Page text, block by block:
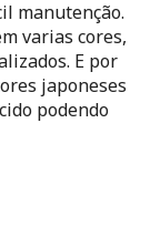
manutenção.
varias cores,
E por
japoneses
podendo